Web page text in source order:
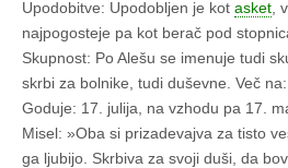
Upodobitve: Upodobljen je kot asket ,
najpogosteje pa kot berač pod
Skupnost: Po Alešu se imenuje tudi
skrbi za bolnike, tudi duševne. Več
Goduje: 17. julija, na vzhodu pa 17.
Misel: »Oba si prizadevajva za tisto
ga ljubijo. Skrbiva za svoji duši, da